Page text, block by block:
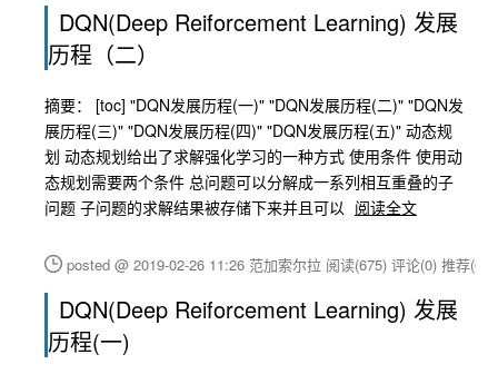
DQN(Deep Reiforcement Learning) 发展
历程（二）
摘要： [toc] "DQN发展历程(一)" "DQN发展历程(二)" "DQN发
展历程(三)" "DQN发展历程(四)" "DQN发展历程(五)" 动态规
划 动态规划给出了求解强化学习的一种方式 使用条件 使用动
态规划需要两个条件 总问题可以分解成一系列相互重叠的子
问题 子问题的求解结果被存储下来并且可以 阅读全文
posted @ 2019-02-26 11:26 范加索尔拉 阅读(675) 评论(0) 推荐(0)
DQN(Deep Reiforcement Learning) 发展
历程(一)